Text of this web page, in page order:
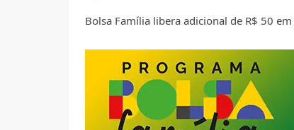
Bolsa Família libera adicional de R$ 50